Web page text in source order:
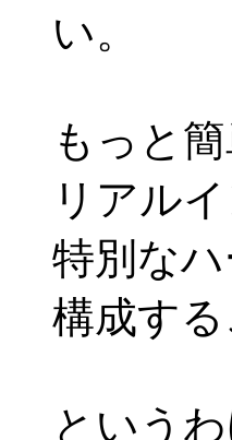
い。
もっと
リアル
特別な
構成す
という